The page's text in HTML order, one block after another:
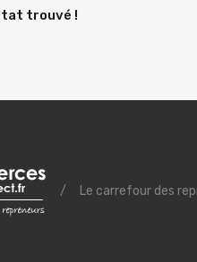
trouvé !
/ Le carrefour des